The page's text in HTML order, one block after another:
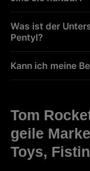
Was ist der
Pentyl?
Kann ich meine
Tom
geile
Toys,